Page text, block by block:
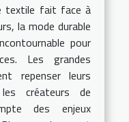
textile fait face à
la mode durable
pour
Les grandes
repenser leurs
créateurs de
des enjeux